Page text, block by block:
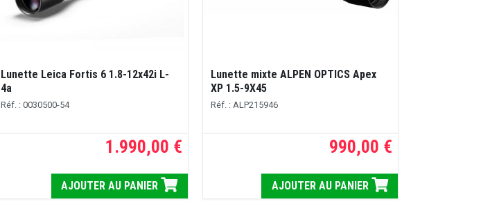
Lunette Leica Fortis 6 1.8-12x42i L-
4a
Réf. : 0030500-54
1.990,00 €
AJOUTER AU PANIER
Lunette mixte ALPEN OPTICS Apex
XP 1.5-9X45
Réf. : ALP215946
990,00 €
AJOUTER AU PANIER